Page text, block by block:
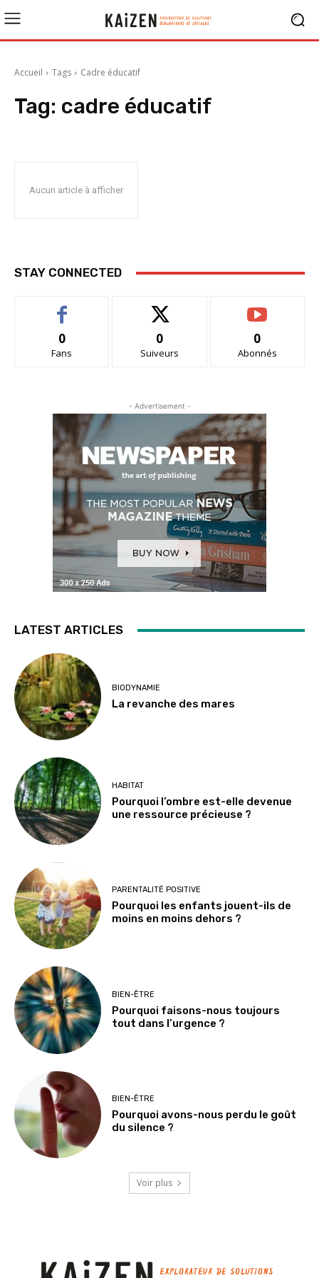
Accueil Tags Cadre éducatif
Tag: cadre éducatif
Aucun article à afficher
STAY CONNECTED
0
Fans
0
Suiveurs
0
Abonnés
- Advertisement -
LATEST ARTICLES
BIODYNAMIE
La revanche des mares
HABITAT
Pourquoi l’ombre est-elle devenue
une ressource précieuse ?
PARENTALITÉ POSITIVE
Pourquoi les enfants jouent-ils de
moins en moins dehors ?
BIEN-ÊTRE
Pourquoi faisons-nous toujours
tout dans l’urgence ?
BIEN-ÊTRE
Pourquoi avons-nous perdu le goût
du silence ?
Voir plus